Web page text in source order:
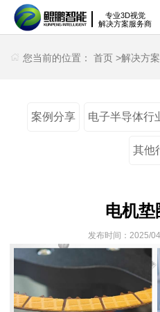
您当前的位置：首页 >解决方案
案例分享 电子半导体行
其他
电机垫
发布时间： 2025/
专业3D视觉
解决方案服务商